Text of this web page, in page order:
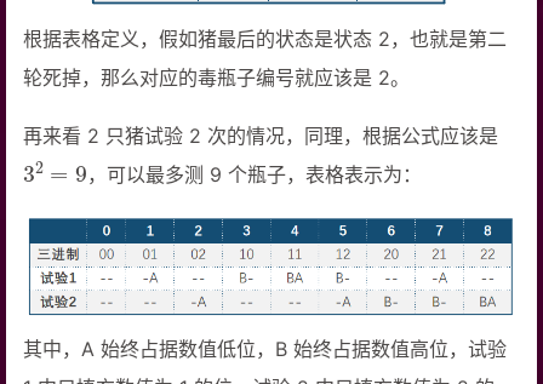
根据表格定义，假如猪最后的状态是状态 2，也就是第二
轮死掉，那么对应的毒瓶子编号就应该是 2。
再来看 2 只猪试验 2 次的情况，同理，根据公式应该是
32 9 ，可以最多测 9 个瓶子，表格表示为：
其中，A 始终占据数值低位，B 始终占据数值高位，试验